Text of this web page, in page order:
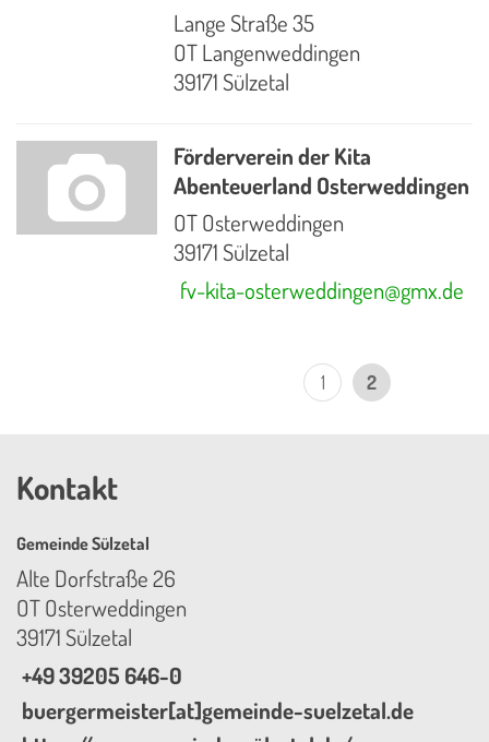
Lange Straße 35
OT Langenweddingen
39171 Sülzetal
Förderverein der Kita
Abenteuerland Osterweddingen
OT Osterweddingen
39171 Sülzetal
fv-kita-osterweddingen@gmx.de
1 2
Kontakt
Gemeinde Sülzetal
Alte Dorfstraße 26
OT Osterweddingen
39171 Sülzetal
+49 39205 646-0
buergermeister[at]gemeinde-suelzetal.de